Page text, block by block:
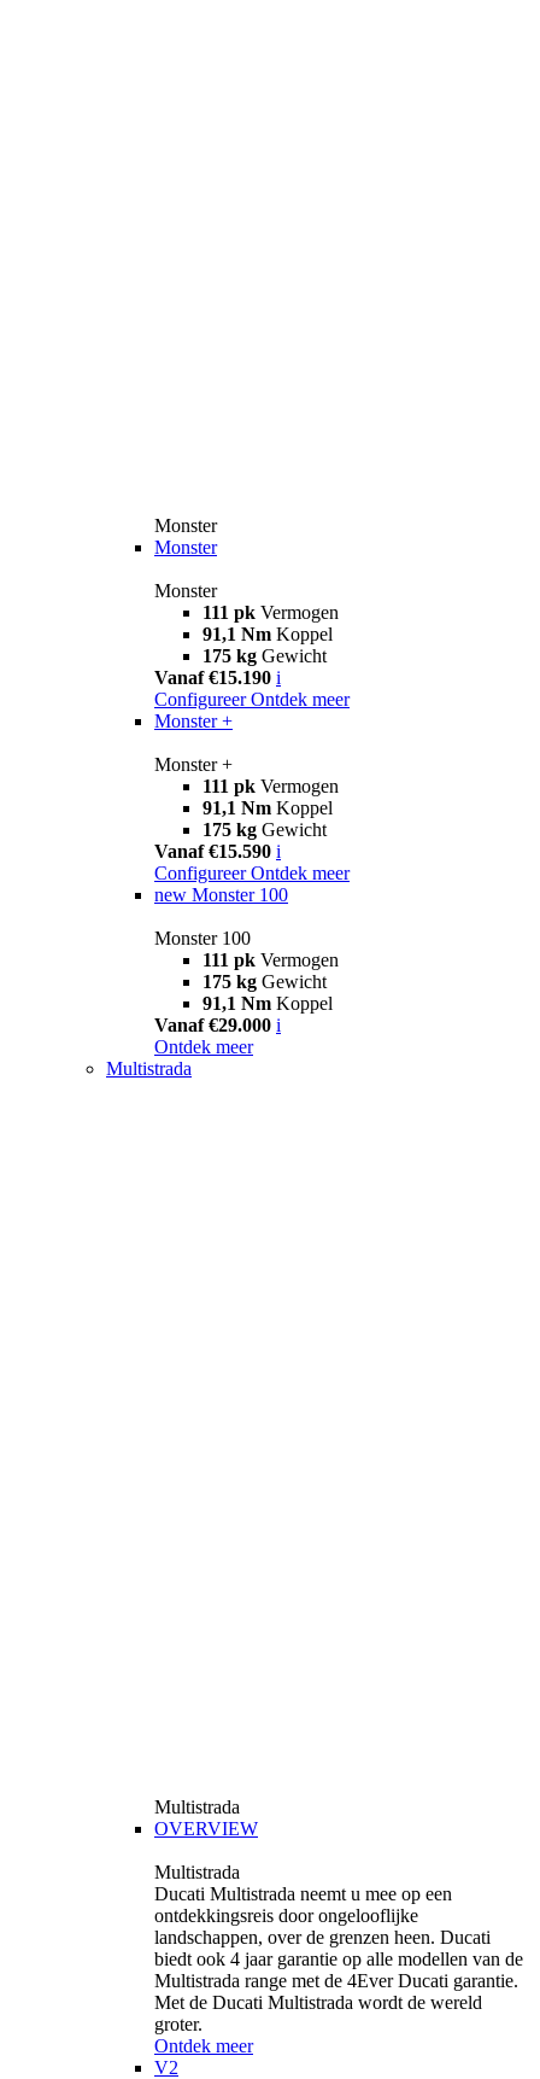
Monster
Monster
Monster
111 pk Vermogen
91,1 Nm Koppel
175 kg Gewicht
Vanaf €15.190 i
Configureer Ontdek meer
Monster +
Monster +
111 pk Vermogen
91,1 Nm Koppel
175 kg Gewicht
Vanaf €15.590 i
Configureer Ontdek meer
new Monster 100
Monster 100
111 pk Vermogen
175 kg Gewicht
91,1 Nm Koppel
Vanaf €29.000 i
Ontdek meer
Multistrada
Multistrada
OVERVIEW
Multistrada
Ducati Multistrada neemt u mee op een
ontdekkingsreis door ongelooflijke
landschappen, over de grenzen heen. Ducati
biedt ook 4 jaar garantie op alle modellen van de
Multistrada range met de 4Ever Ducati garantie.
Met de Ducati Multistrada wordt de wereld
groter.
Ontdek meer
V2